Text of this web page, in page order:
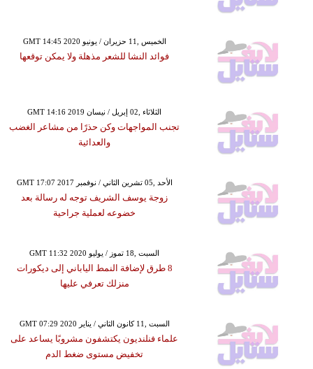
GMT 14:45 2020 الخميس ,11 حزيران / يونيو
فوائد النشا للشعر مذهلة ولا يمكن توقعها
GMT 14:16 2019 الثلاثاء ,02 إبريل / نيسان
تجنب المواجهات وكن حذرًا من مشاعر الغضب
والعدائية
GMT 17:07 2017 الأحد ,05 تشرين الثاني / نوفمبر
زوجة يوسف الشريف توجه له رسالة بعد
خضوعه لعملية جراحية
GMT 11:32 2020 السبت ,18 تموز / يوليو
8 طرق لإضافة النمط الياباني إلى ديكورات
منزلك تعرفي عليها
GMT 07:29 2020 السبت ,11 كانون الثاني / يناير
علماء فنلنديون يكتشفون مشروبًا يساعد على
تخفيض مستوى ضغط الدم